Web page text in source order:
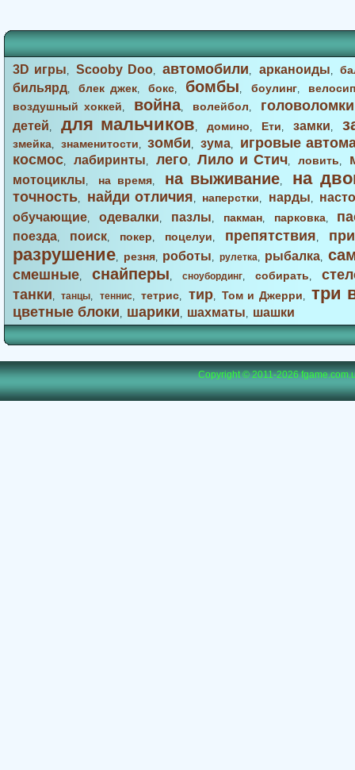
3D игры,Scooby Doo,автомобили, арканоиды,
бильярд,блек джек,бокс, бомбы, боулинг,
воздушный хоккей, война, волейбол, головоломки
детей, для мальчиков, домино, Ети, замки,
змейка, знаменитости,зомби, зума,
игровые
космос, лабиринты, лего,Лило и Стич,ловить,
мотоциклы, на время, на выживание, на
точность, найди отличия, наперстки, нарды,
обучающие, одевалки, пазлы, пакман, парковка,
поезда, поиск, покер, поцелуи, препятствия,
разрушение, резня, роботы, рулетка, рыбалка,
смешные, снайперы, сноубординг, собирать,
танки,танцы, теннис,тетрис, тир,Том и Джерри, три
цветные блоки, шарики, шахматы, шашки
Copyright © 2011-2026